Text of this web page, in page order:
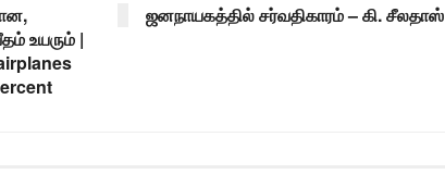
உயரும் |
ஜனநாயகத்தில் சர்வதிகாரம் – கி. சீலதாஸ்